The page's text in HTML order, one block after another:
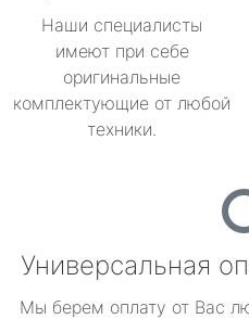
Наши специалисты
имеют при себе
оригинальные
комплектующие от любой
техники.
Универсальная
Мы берем оплату от Вас